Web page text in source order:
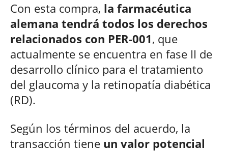
Con esta compra, la farmacéutica
alemana tendrá todos los derechos
relacionados con PER-001, que
actualmente se encuentra en fase II de
desarrollo clínico para el tratamiento
del glaucoma y la retinopatía diabética
(RD).
Según los términos del acuerdo, la
transacción tiene un valor potencial